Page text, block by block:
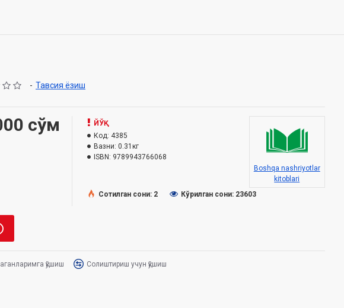
- Тавсия ёзиш
сўм
ЙЎҚ
Код: 4385
Вазни: 0.31кг
ISBN: 9789943766068
Boshqa nashriyotlar
kitoblari
Сотилган сони: 2
Кўрилган сони: 23603
қўшиш Солиштириш учун қўшиш